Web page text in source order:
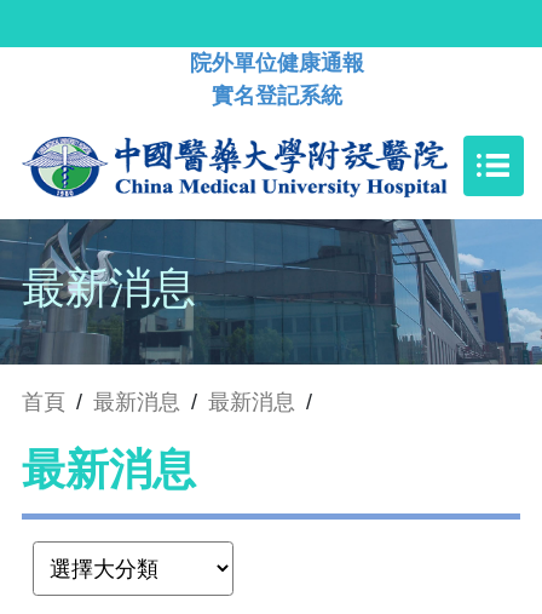
院外單位健康通報
實名登記系統
最新消息
首頁 / 最新消息 / 最新消息 /
最新消息